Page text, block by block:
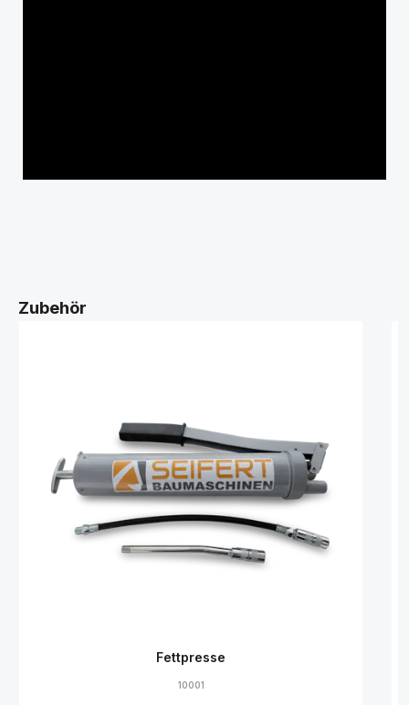
Zubehör
Fettpresse
10001